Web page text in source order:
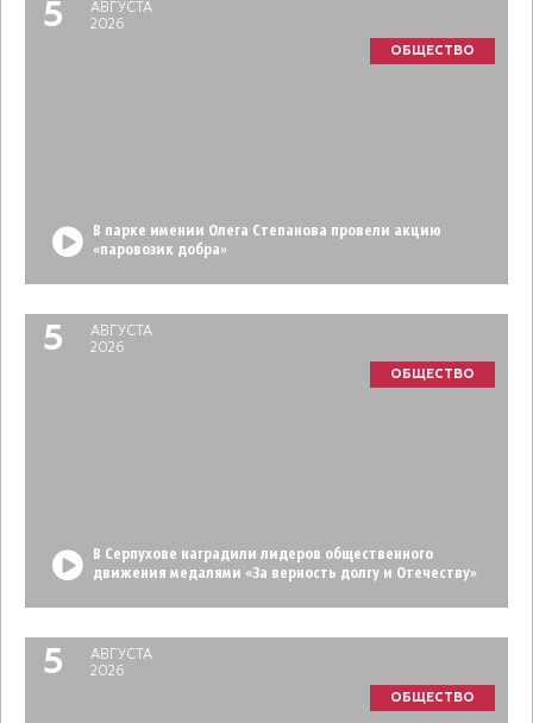
5
АВГУСТА
2026
ОБЩЕСТВО
В парке имении Олега Степанова провели акцию
«паровозик добра»
5
АВГУСТА
2026
ОБЩЕСТВО
В Серпухове наградили лидеров общественного
движения медалями «За верность долгу и Отечеству»
5
АВГУСТА
2026
ОБЩЕСТВО